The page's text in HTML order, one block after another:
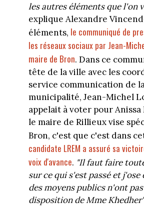
les autres éléments que l'on
explique Alexandre
éléments, le communiqué de
les réseaux sociaux par Jean-
maire de Bron. Dans ce
tête de la ville avec les
service communication de
municipalité, Jean-Michel
appelait à voter pour Anissa
le maire de Rillieux vise
Bron, c'est que c'est dans
candidate LREM a assuré sa
voix d'avance. "Il faut faire
sur ce qui s'est passé et j'ose
des moyens publics n'ont
disposition de Mme Khedher"